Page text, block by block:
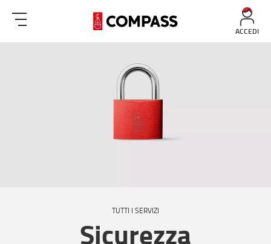
ACCEDI
TUTTI I SERVIZI
Sicurezza